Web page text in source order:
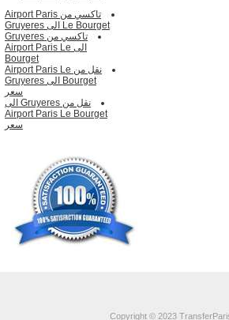
تاكسي من Airport Paris
Le Bourget الى Gruyeres
تاكسي من Gruyeres
الى Airport Paris Le
Bourget
نقل من Airport Paris Le
Bourget الى Gruyeres
سعر
نقل من Gruyeres الى
Airport Paris Le Bourget
سعر
Copyright © 2023